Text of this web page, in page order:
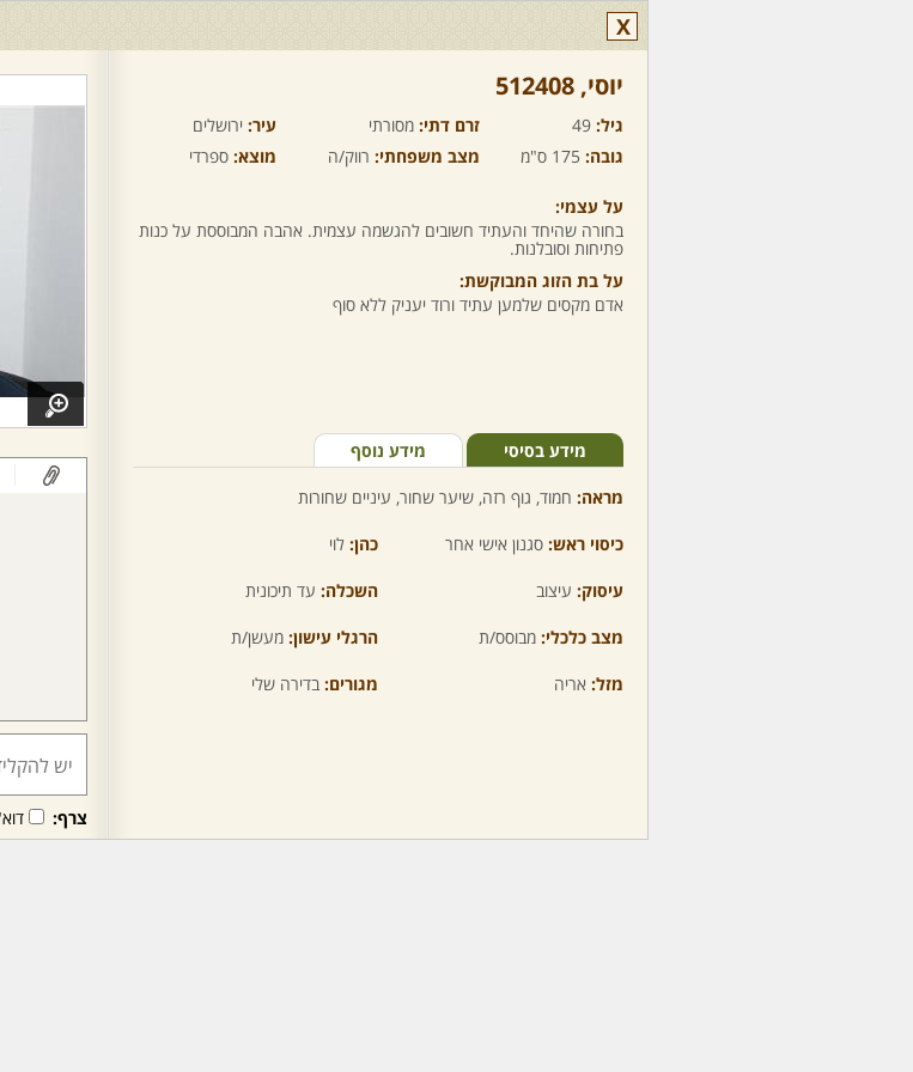
X
יוסי,‏ 512408
גיל: 49 זרם דתי: מסורתי עיר: ירושלים
גובה: 175 ס"מ מצב משפחתי: רווק/ה מוצא: ספרדי
על עצמי:
בחורה שהיחד והעתיד חשובים להגשמה עצמית. אהבה המבוססת על כנות
פתיחות וסובלנות.
על בת הזוג המבוקשת:
אדם מקסים שלמען עתיד ורוד יעניק ללא סוף
מידע בסיסי מידע נוסף
מראה: חמוד, גוף רזה, שיער שחור, עיניים שחורות
כיסוי ראש: סגנון אישי אחר כהן: לוי
עיסוק: עיצוב השכלה: עד תיכונית
מצב כלכלי: מבוסס/ת הרגלי עישון: מעשן/ת
מזל: אריה מגורים: בדירה שלי
צרף: